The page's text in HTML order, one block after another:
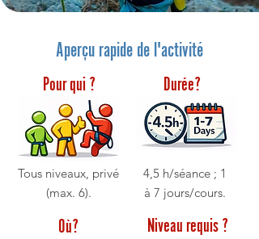
Aperçu rapide de l'activité
Pour qui ?
Tous niveaux, privé
(max. 6).
Où?
Durée?
4,5 h/séance ; 1
à 7 jours/cours.
Niveau requis ?